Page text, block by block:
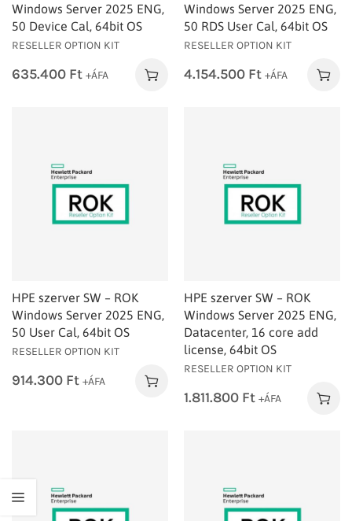
Windows Server 2025 ENG,
50 Device Cal, 64bit OS
RESELLER OPTION KIT
635.400 Ft +ÁFA
Windows Server 2025 ENG,
50 RDS User Cal, 64bit OS
RESELLER OPTION KIT
4.154.500 Ft +ÁFA
HPE szerver SW – ROK
Windows Server 2025 ENG,
50 User Cal, 64bit OS
RESELLER OPTION KIT
914.300 Ft +ÁFA
HPE szerver SW – ROK
Windows Server 2025 ENG,
Datacenter, 16 core add
license, 64bit OS
RESELLER OPTION KIT
1.811.800 Ft +ÁFA